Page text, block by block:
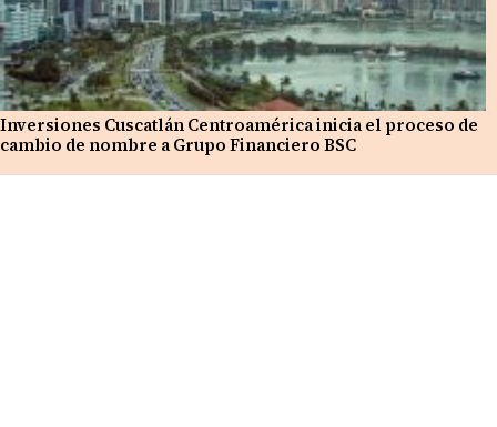
Inversiones Cuscatlán Centroamérica inicia el proceso de
cambio de nombre a Grupo Financiero BSC